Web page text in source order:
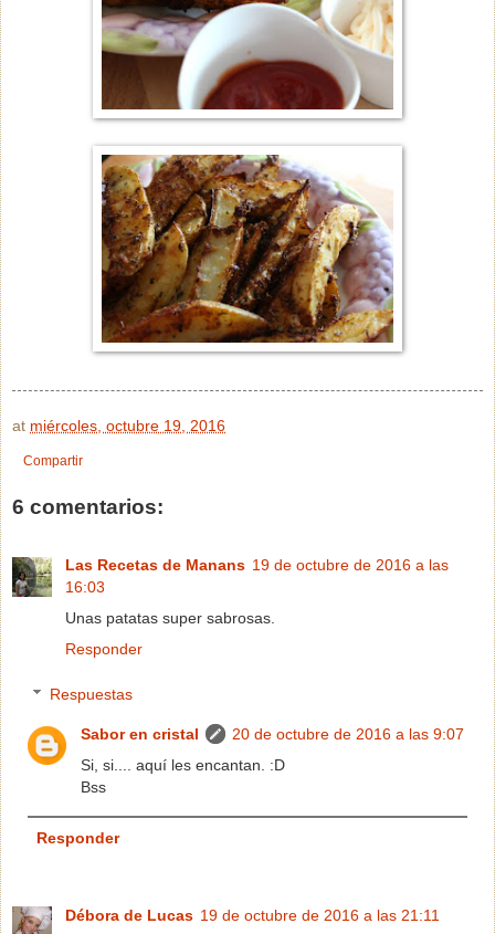
at miércoles, octubre 19, 2016
Compartir
6 comentarios:
Las Recetas de Manans 19 de octubre de 2016 a las
16:03
Unas patatas super sabrosas.
Responder
Respuestas
Sabor en cristal
20 de octubre de 2016 a las 9:07
Si, si.... aquí les encantan. :D
Bss
Responder
Débora de Lucas 19 de octubre de 2016 a las 21:11